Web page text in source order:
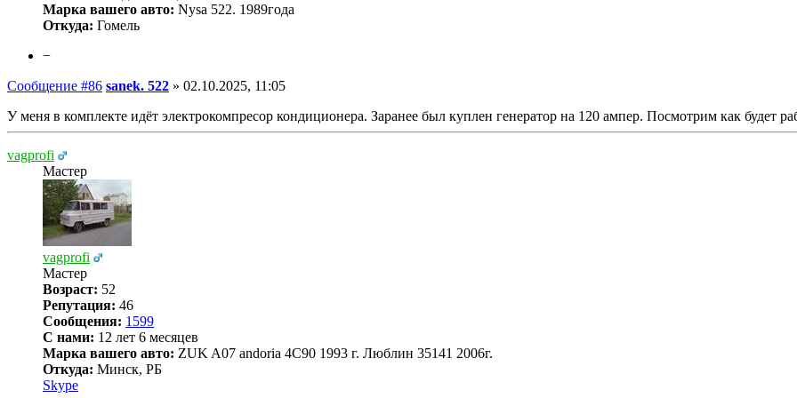
Марка вашего авто: Nysa 522. 1989года
Откуда: Гомель
−
Сообщение #86 sanek. 522 » 02.10.2025, 11:05
У меня в комплекте идёт электрокомпресор кондиционера. Заранее был куплен генератор на 120 ампер. Посмотрим как будет
vagprofi
Мастер
vagprofi
Мастер
Возраст: 52
Репутация: 46
Сообщения: 1599
С нами: 12 лет 6 месяцев
Марка вашего авто: ZUK A07 andoria 4C90 1993 г. Люблин 35141 2006г.
Откуда: Минск, РБ
Skype